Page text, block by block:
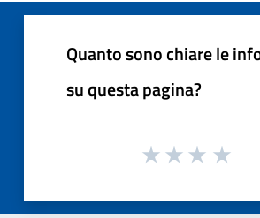
Quanto sono chiare le
su questa pagina?